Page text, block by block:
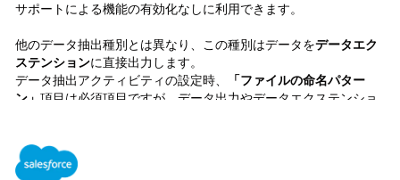
サポートによる機能の有効化なしに利用できます。
他のデータ抽出種別とは異なり、この種別はデータをデータエク
ステンションに直接出力します。
データ抽出アクティビティの設定時、
「ファイルの命名パター
ン」 項目は必須項目ですが、データ出力やデータエクステンショ
データ抽出を実行する際、アカウントにFTPユーザーがまだ作成